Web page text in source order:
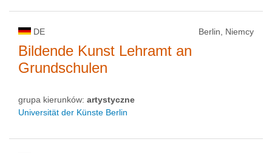
DE Berlin, Niemcy
Bildende Kunst Lehramt an
Grundschulen
grupa kierunków: artystyczne
Universität der Künste Berlin